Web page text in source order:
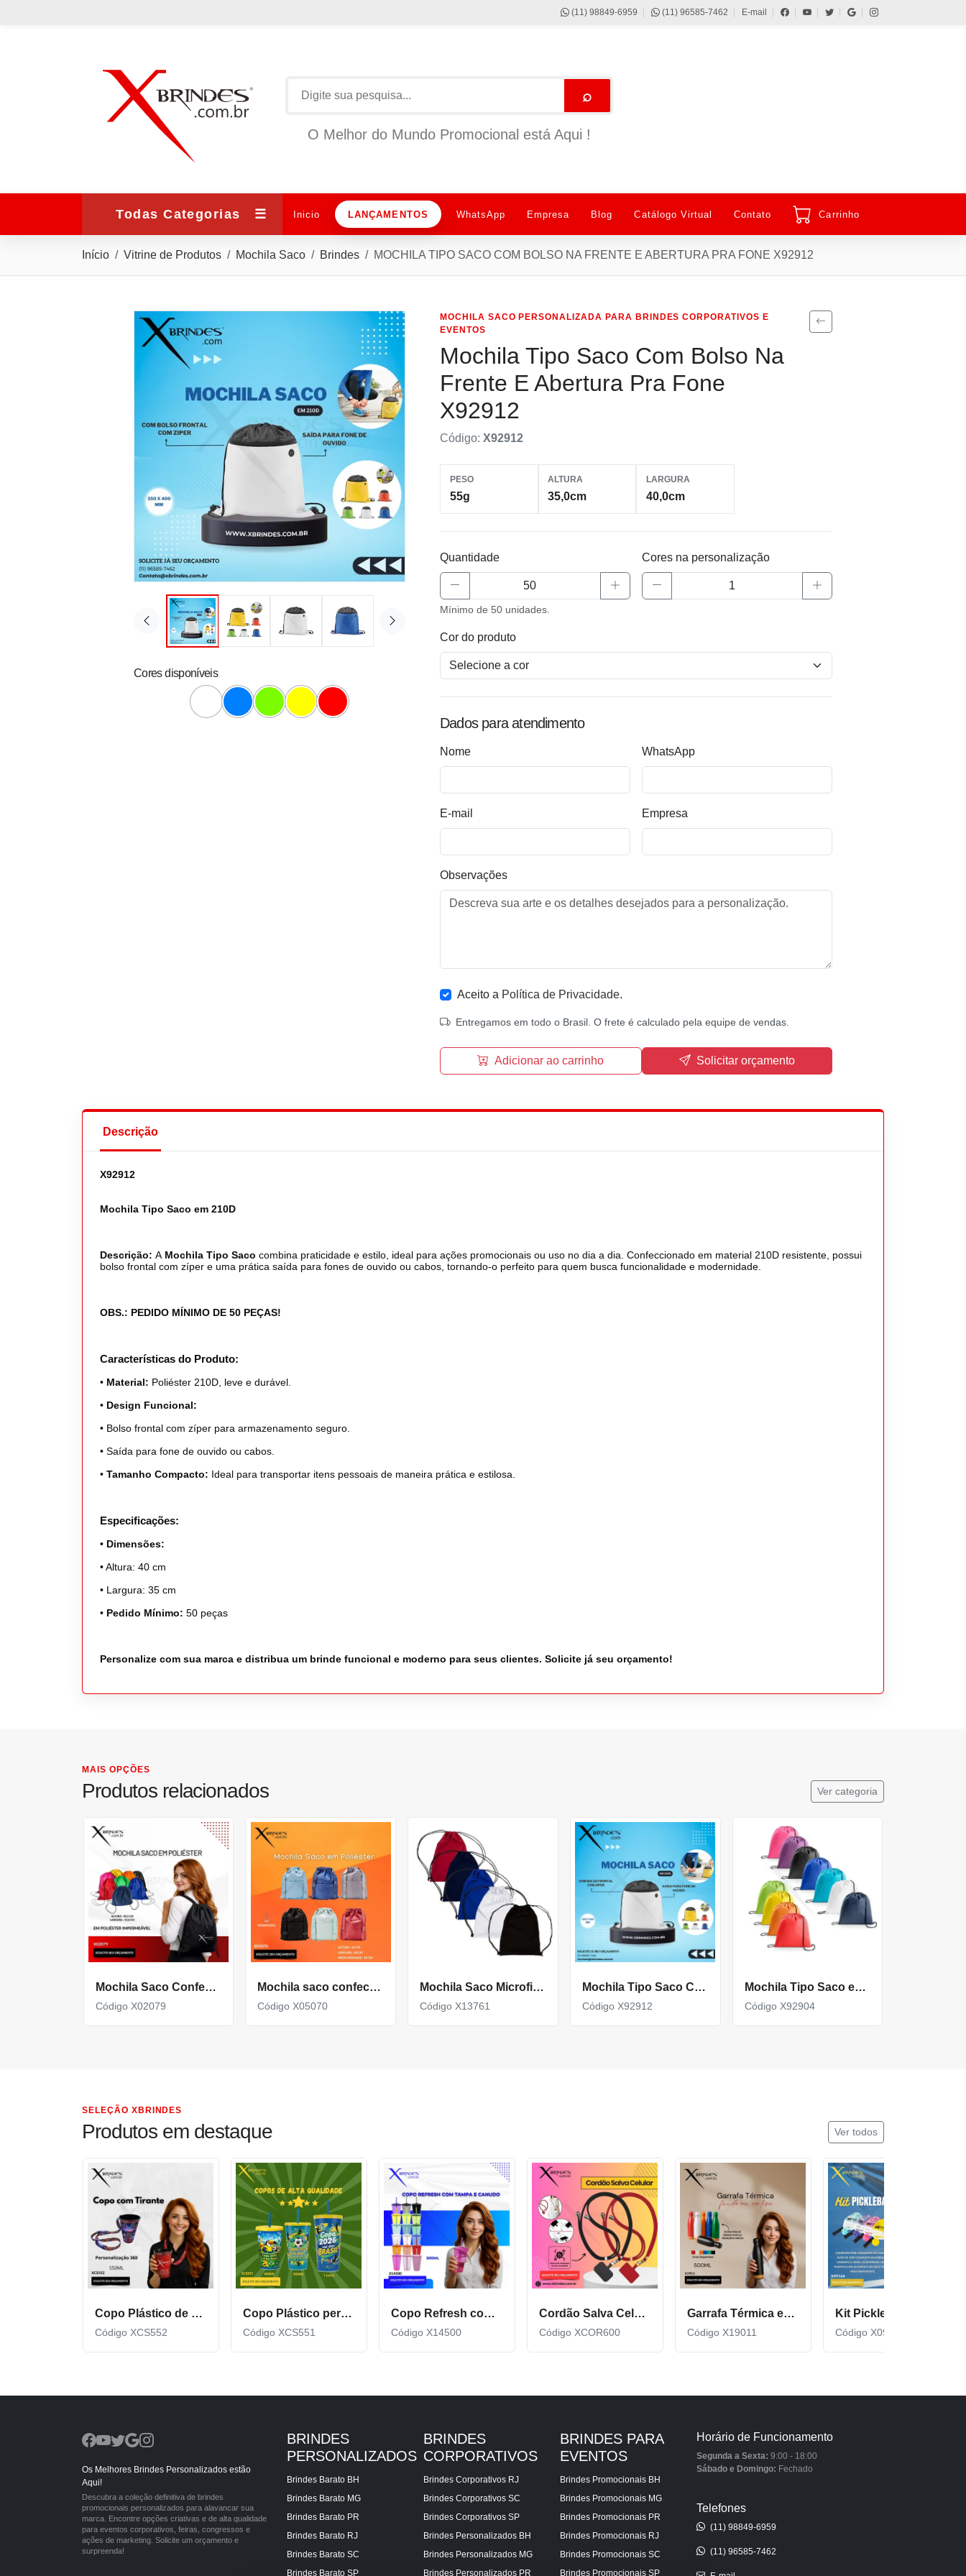
(11) 98849-6959 (11) 96585-7462 E-mail
⌕
O Melhor do Mundo Promocional está Aqui !
Todas Categorias ☰ Inicio LANÇAMENTOS WhatsApp Empresa Blog Catálogo Virtual Contato Carrinho
Início Vitrine de Produtos Mochila Saco Brindes MOCHILA TIPO SACO COM BOLSO NA FRENTE E ABERTURA PRA FONE X92912
Cores disponíveis
MOCHILA SACO PERSONALIZADA PARA BRINDES CORPORATIVOS E
EVENTOS
Mochila Tipo Saco Com Bolso Na
Frente E Abertura Pra Fone
X92912
Código: X92912
PESO
55g
ALTURA
35,0cm
LARGURA
40,0cm
Quantidade
Mínimo de 50 unidades.
Cores na personalização
Cor do produto
Dados para atendimento
Nome WhatsApp
E-mail Empresa
Observações
Aceito a Política de Privacidade.
Entregamos em todo o Brasil. O frete é calculado pela equipe de vendas.
Adicionar ao carrinho Solicitar orçamento
Descrição
X92912
Mochila Tipo Saco em 210D
Descrição: A Mochila Tipo Saco combina praticidade e estilo, ideal para ações promocionais ou uso no dia a dia. Confeccionado em material 210D resistente, possui
bolso frontal com zíper e uma prática saída para fones de ouvido ou cabos, tornando-o perfeito para quem busca funcionalidade e modernidade.
OBS.: PEDIDO MÍNIMO DE 50 PEÇAS!
Características do Produto:
• Material: Poliéster 210D, leve e durável.
• Design Funcional:
• Bolso frontal com zíper para armazenamento seguro.
• Saída para fone de ouvido ou cabos.
• Tamanho Compacto: Ideal para transportar itens pessoais de maneira prática e estilosa.
Especificações:
• Dimensões:
•Altura: 40 cm
• Largura: 35 cm
• Pedido Mínimo: 50 peças
Personalize com sua marca e distribua um brinde funcional e moderno para seus clientes. Solicite já seu orçamento!
MAIS OPÇÕES
Produtos relacionados Ver categoria
Mochila Saco Confeccionada em Poliéster impermeável X02079
Código X02079
Mochila saco confeccionada em poliéster impermeável X05070
Código X05070
Mochila Saco Microfibra 35X42
Código X13761
Mochila Tipo Saco Com Bolso Na Frente E Abertura Pra Fone X92912
Código X92912
Mochila Tipo Saco em non-woven (80 g/m²) com alças X92904
Código X92904
SELEÇÃO XBRINDES
Produtos em destaque Ver todos
Copo Plástico de 550 ML com Tirante Personalizado XCS552
Código XCS552
Copo Plástico personalizado In Mold Label 360 XCS551
Código XCS551
Copo Refresh com Tampa e Canudo possui capacidade de 500ml X14500
Código X14500
Cordão Salva Celular Universal De Qualidade Xcor600
Código XCOR600
Garrafa Térmica em Inox com Fundo de Cortiça X19011
Código X19011 Código X09166
Os Melhores Brindes Personalizados estão
Aqui!
Descubra a coleção definitiva de brindes
promocionais personalizados para alavancar sua
marca. Encontre opções criativas e de alta qualidade
para eventos corporativos, feiras, congressos e
ações de marketing. Solicite um orçamento e
surpreenda!
BRINDES
PERSONALIZADOS
Brindes Barato BH
Brindes Barato MG
Brindes Barato PR
Brindes Barato RJ
Brindes Barato SC
Brindes Barato SP
BRINDES
CORPORATIVOS
Brindes Corporativos RJ
Brindes Corporativos SC
Brindes Corporativos SP
Brindes Personalizados BH
Brindes Personalizados MG
Brindes Personalizados PR
BRINDES PARA
EVENTOS
Brindes Promocionais BH
Brindes Promocionais MG
Brindes Promocionais PR
Brindes Promocionais RJ
Brindes Promocionais SC
Brindes Promocionais SP
Horário de Funcionamento
Segunda a Sexta: 9:00 - 18:00
Sábado e Domingo: Fechado
Telefones
(11) 98849-6959
(11) 96585-7462